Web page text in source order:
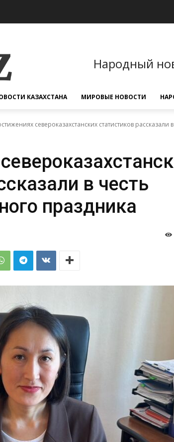
Народный
КАЗАХСТАНА МИРОВЫЕ НОВОСТИ
североказахстанских статистиков
в честь
праздника